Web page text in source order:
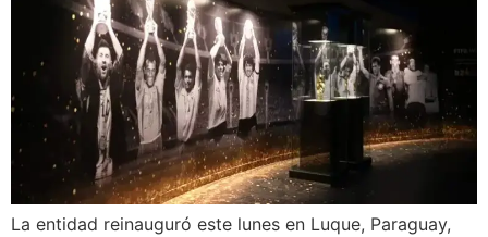
La entidad reinauguró este lunes en Luque, Paraguay,